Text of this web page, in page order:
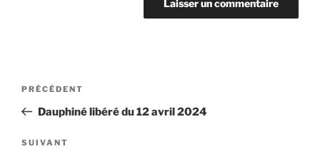
Navigation
l’article
Article
précédent
PRÉCÉDENT
Dauphiné libéré du 12 avril 2024
Article
SUIVANT